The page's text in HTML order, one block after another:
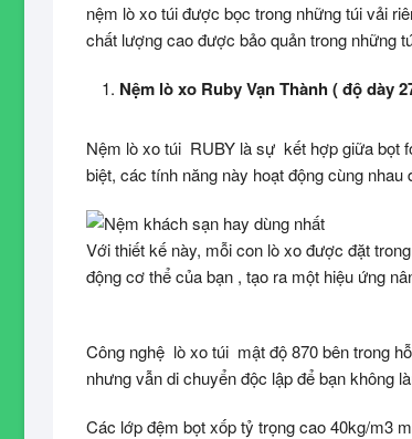
nệm lò xo túi được bọc trong những túi vải
chất lượng cao được bảo quản trong những
Nệm lò xo Ruby Vạn Thành ( độ dày
Nệm lò xo túi RUBY là sự kết hợp giữa bọt
biệt, các tính năng này hoạt động cùng
Với thiết kế này, mỗi con lò xo được đặt
động cơ thể của bạn , tạo ra một hiệu ứng
Công nghệ lò xo túi mật độ 870 bên trong
nhưng vẫn di chuyển độc lập để bạn không
Các lớp đệm bọt xốp tỷ trọng cao 40kg/m3